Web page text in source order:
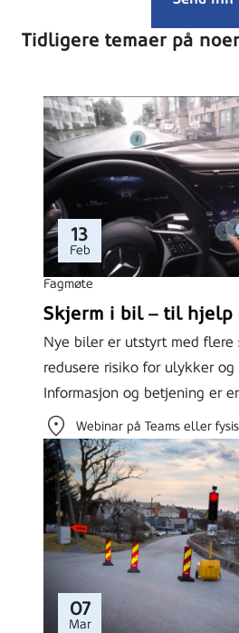
Tidligere temaer på
13
Feb
Fagmøte
Skjerm i bil – til
Nye biler er utstyrt med flere
redusere risiko for ulykker
Informasjon og betjening er
Webinar på Teams eller
07
Mar